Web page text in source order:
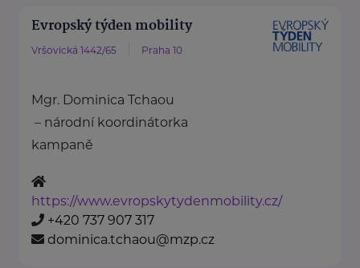
Evropský týden mobility
Vršovická 1442/65 Praha 10
Mgr. Dominica Tchaou
– národní koordinátorka
kampaně
https://www.evropskytydenmobility.cz/
+420 737 907 317
dominica.tchaou@mzp.cz